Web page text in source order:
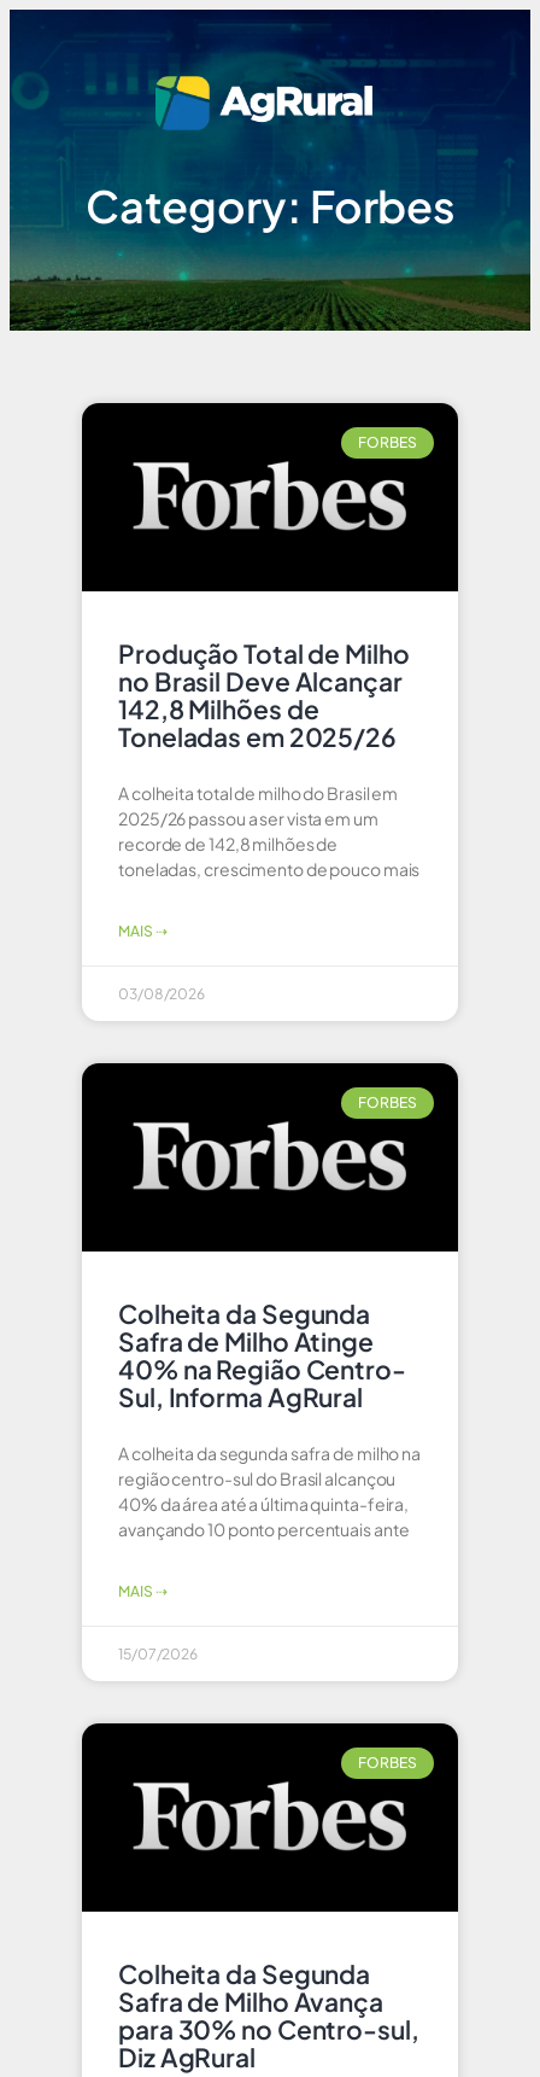
Category: Forbes
FORBES
Produção Total de Milho
no Brasil Deve Alcançar
142,8 Milhões de
Toneladas em 2025/26
A colheita total de milho do Brasil em
2025/26 passou a ser vista em um
recorde de 142,8 milhões de
toneladas, crescimento de pouco mais
MAIS ⇢
03/08/2026
FORBES
Colheita da Segunda
Safra de Milho Atinge
40% na Região Centro-
Sul, Informa AgRural
A colheita da segunda safra de milho na
região centro-sul do Brasil alcançou
40% da área até a última quinta-feira,
avançando 10 ponto percentuais ante
MAIS ⇢
15/07/2026
FORBES
Colheita da Segunda
Safra de Milho Avança
para 30% no Centro-sul,
Diz AgRural